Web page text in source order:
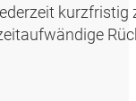
kurzfristig